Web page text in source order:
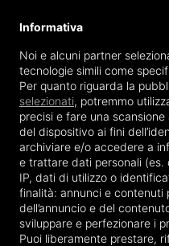
MENU
App Mobile
Sei qui: Home App
Informativa
Noi e alcuni partner
tecnologie simili come
Per quanto riguarda la
selezionati, potremmo
precisi e fare una
del dispositivo ai fini
archiviare e/o accedere a
e trattare dati personali (es.
IP, dati di utilizzo o
finalità: annunci e contenuti
dell’annuncio e del
sviluppare e perfezionare i
Puoi liberamente prestare,